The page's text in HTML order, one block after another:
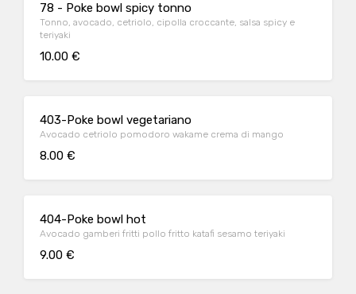
78 - Poke bowl spicy tonno
Tonno, avocado, cetriolo, cipolla croccante, salsa spicy e
teriyaki
10.00 €
403-Poke bowl vegetariano
Avocado cetriolo pomodoro wakame crema di mango
8.00 €
404-Poke bowl hot
Avocado gamberi fritti pollo fritto katafi sesamo teriyaki
9.00 €